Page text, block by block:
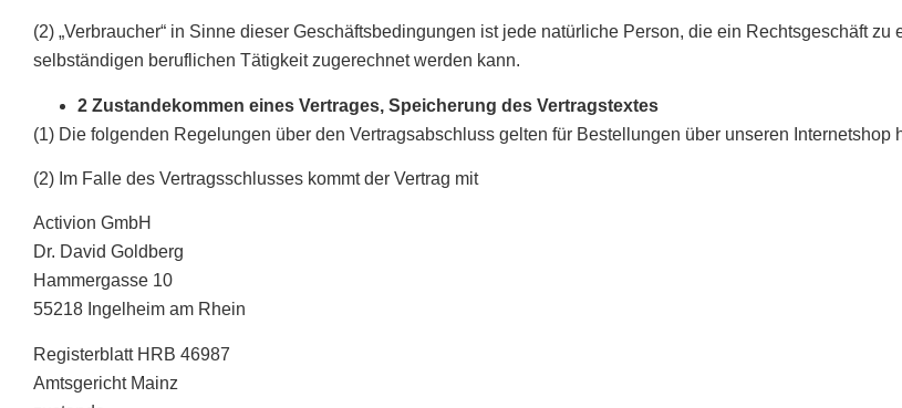
(2) „Verbraucher“ in Sinne dieser Geschäftsbedingungen ist jede natürliche Person, die ein Rechtsgeschäft
selbständigen beruflichen Tätigkeit zugerechnet werden kann.
2 Zustandekommen eines Vertrages, Speicherung des Vertragstextes
(1) Die folgenden Regelungen über den Vertragsabschluss gelten für Bestellungen über unseren Internetshop
(2) Im Falle des Vertragsschlusses kommt der Vertrag mit
Activion GmbH
Dr. David Goldberg
Hammergasse 10
​55218 Ingelheim am Rhein
Registerblatt HRB 46987
Amtsgericht Mainz